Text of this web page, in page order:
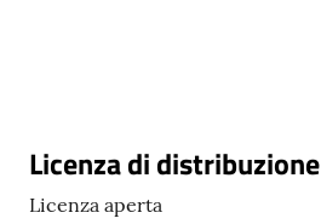
o
o
n
Descrizione
Licenza di distribuzione
Licenza aperta